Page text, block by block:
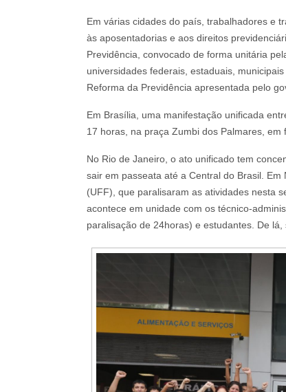
Em várias cidades do país, trabalhadores e
às aposentadorias e aos direitos
Previdência, convocado de forma unitária
universidades federais, estaduais,
Reforma da Previdência apresentada pelo
Em Brasília, uma manifestação unificada
17 horas, na praça Zumbi dos Palmares, em
No Rio de Janeiro, o ato unificado tem
sair em passeata até a Central do Brasil.
(UFF), que paralisaram as atividades nesta
acontece em unidade com os técnico-
paralisação de 24horas) e estudantes. De